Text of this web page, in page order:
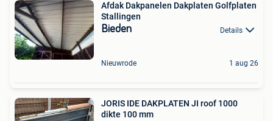
Afdak Dakpanelen Dakplaten Golfplaten
Stallingen
Bieden Details
Nieuwrode 1 aug 26
JORIS IDE DAKPLATEN JI roof 1000
dikte 100 mm